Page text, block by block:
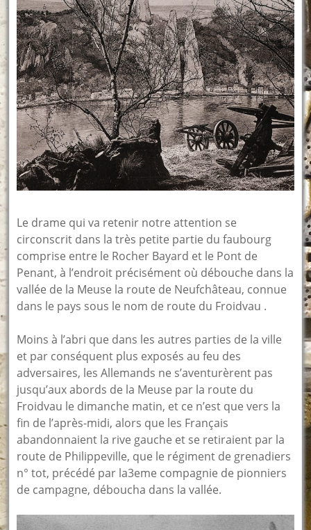
Le drame qui va retenir notre attention se
circonscrit dans la très petite partie du faubourg
comprise entre le Rocher Bayard et le Pont de
Penant, à l’endroit précisément où débouche dans la
vallée de la Meuse la route de Neufchâteau, connue
dans le pays sous le nom de route du Froidvau .
Moins à l’abri que dans les autres parties de la ville
et par conséquent plus exposés au feu des
adversaires, les Allemands ne s’aventurèrent pas
jusqu’aux abords de la Meuse par la route du
Froidvau le dimanche matin, et ce n’est que vers la
fin de l’après-midi, alors que les Français
abandonnaient la rive gauche et se retiraient par la
route de Philippeville, que le régiment de grenadiers
n° tot, précédé par la3eme compagnie de pionniers
de campagne, déboucha dans la vallée.